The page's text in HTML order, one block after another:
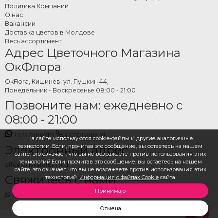
На сайте используются cookie-файлы и другие аналогичные
технологии. Если, прочитав это сообщение, вы остаетесь на нашем
сайте, это означает, что вы не возражаете против использования этих
технологий.Если, прочитав это сообщение, вы остаетесь на нашем
сайте, это означает, что вы не возражаете против использования этих
технологий.Информация о файлах Cookie сайта
Принимаю
Отмена
Коллекция композиций, где представлены свежие тюльпаны на OkFlora,
доступна для заказа онлайн с доставкой по указанному адресу. Вы можете
выбрать цвет, количество цветов и дату доставки. Оформление заказа
занимает всего пару минут с быстрой доставкой по Кишиневу и всей
Молдове.
Политика Компании
О нас
Вакансии
Доставка цветов в Молдове
Весь ассортимент
Адрес Цветочного Магазина
ОкФлора
OkFlora, Кишинев, ул. Пушкин 44,
Понедельник - Воскресенье 08:00 - 21:00
Позвоните нам: ежедневно с
08:00 - 21:00
+37378862121 +37378862121
Электронный адрес
office@livrareflori.md
Свяжитесь с нами:
whatsapp